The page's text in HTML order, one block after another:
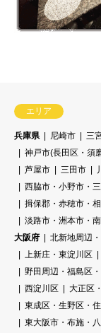
エリア
兵庫県 尼崎市 三
神戸市(長田区・須
芦屋市
三田市
西脇市・小野市・
揖保郡・赤穂市・
淡路市・洲本市・
大阪府
北新地周辺
上新庄・東淀川区
野田周辺・福島区
西淀川区
大正区
東成区・生野区・
東大阪市・布施・